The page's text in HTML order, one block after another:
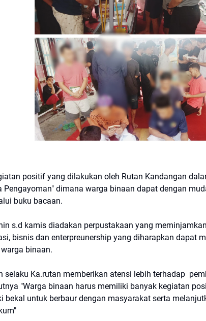
positif yang dilakukan oleh Rutan Kandangan
Pengayoman" dimana warga binaan dapat dengan
buku bacaan.
s.d kamis diadakan perpustakaan yang
bisnis dan enterpreunership yang diharapkan dapat
binaan.
selaku Ka.rutan memberikan atensi lebih terhadap
"Warga binaan harus memiliki banyak kegiatan
bekal untuk berbaur dengan masyarakat serta